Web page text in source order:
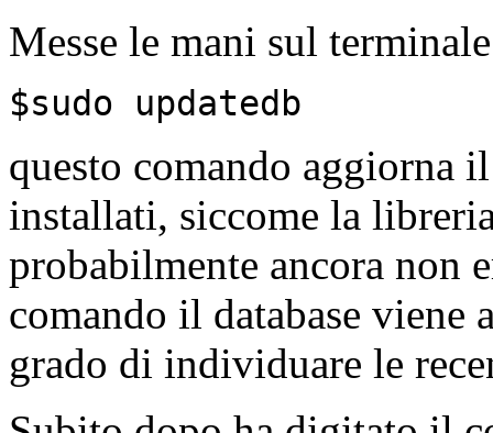
Messe le mani sul
$sudo updatedb
questo comando aggiorna
installati, siccome la
probabilmente ancora non
comando il database viene
grado di individuare le